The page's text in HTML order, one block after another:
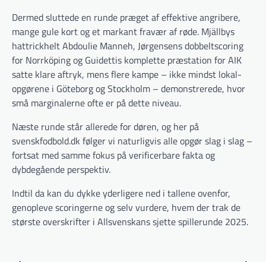
Dermed sluttede en runde præget af effektive angribere,
mange gule kort og et markant fravær af røde. Mjällbys
hattrickhelt Abdoulie Manneh, Jørgensens dobbelt­scoring
for Norrköping og Guidettis komplette præstation for AIK
satte klare aftryk, mens flere kampe – ikke mindst lokal­
opgørene i Göteborg og Stockholm – demonstrerede, hvor
små marginalerne ofte er på dette niveau.
Næste runde står allerede for døren, og her på
svenskfodbold.dk følger vi naturligvis alle opgør slag i slag –
fortsat med samme fokus på verificerbare fakta og
dybdegående perspektiv.
Indtil da kan du dykke yderligere ned i tallene ovenfor,
genopleve scoringerne og selv vurdere, hvem der trak de
største overskrifter i Allsvenskans sjette spillerunde 2025.
Indlægsnavigation